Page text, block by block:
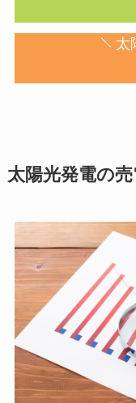
太
太陽光発電の